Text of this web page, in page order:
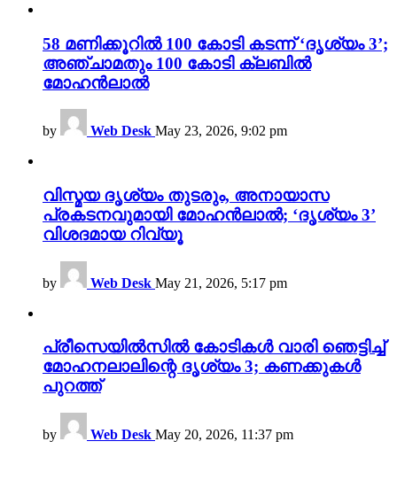
58 മണിക്കൂറിൽ 100 കോടി കടന്ന് ‘ദൃശ്യം 3’;
അഞ്ചാമതും 100 കോടി ക്ലബിൽ
മോഹൻലാൽ
by Web Desk May 23, 2026, 9:02 pm
വിസ്മയ ദൃശ്യം തുടരും, അനായാസ
പ്രകടനവുമായി മോഹൻലാൽ; ‘ദൃശ്യം 3’
വിശദമായ റിവ്യൂ
by Web Desk May 21, 2026, 5:17 pm
പ്രീസെയിൽസിൽ കോടികൾ വാരി ഞെട്ടിച്ച്
മോഹനലാലിന്റെ ദൃശ്യം 3; കണക്കുകൾ
പുറത്ത്
by Web Desk May 20, 2026, 11:37 pm